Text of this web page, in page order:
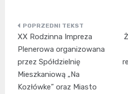
Nawigacja
wpisu
XX Rodzinna Impreza
Plenerowa organizowana
przez Spółdzielnię
Mieszkaniową „Na
Kozłówke” oraz Miasto